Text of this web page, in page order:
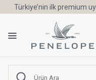
Türkiye’nin ilk premium